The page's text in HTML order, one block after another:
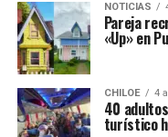
NOTICIAS
Pareja
«Up» en
CHILOE 4
40
turístico